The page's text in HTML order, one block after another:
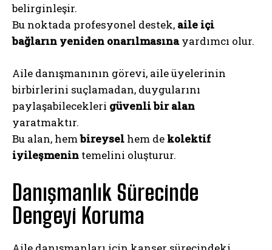
belirginleşir.
Bu noktada profesyonel destek, aile içi
bağların yeniden onarılmasınayardımcı olur.
Aile danışmanının görevi, aile üyelerinin
birbirlerini suçlamadan, duygularını
paylaşabilecekleri güvenli bir alan
yaratmaktır.
Bu alan, hembireysel hem de kolektif
iyileşmenin temelini oluşturur.
Danışmanlık Sürecinde
Dengeyi Koruma